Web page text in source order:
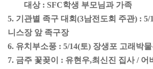
대상 : SFC학생 부모님과 가족
5. 기관별 족구 대회(3남전도회 주관) : 5/
니스장 앞 족구장
6. 유치부소풍 : 5/14(토) 장생포 고래박
7. 금주 꽃꽂이 : 유현우,최신진 집사 / 어